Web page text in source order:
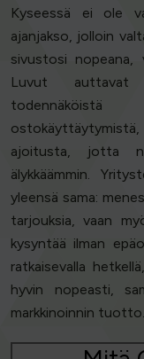
Kyseessä ei ole
ajanjakso, jolloin
sivustosi nopeana,
Luvut auttavat
ajoitusta, jotta
älykkäämmin.
yleensä sama:
tarjouksia, vaan
kysyntää ilman
ratkaisevalla
hyvin nopeasti,
markkinoinnin tuotto.